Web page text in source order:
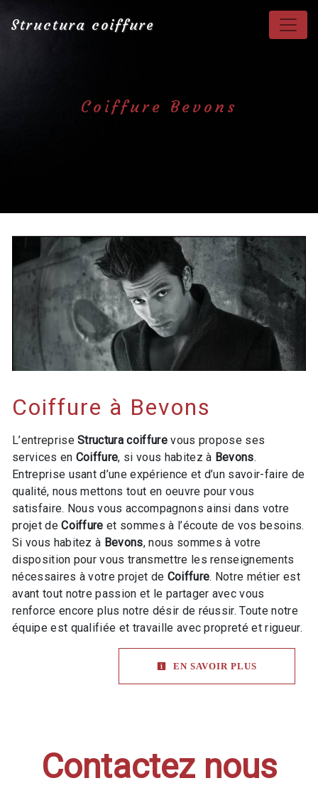
Structura coiffure
Coiffure Bevons
Coiffure à Bevons
L’entrepriseStructura coiffurevous propose ses
services en Coiffure, si vous habitez à Bevons.
Entreprise usant d’une expérience et d’un savoir-faire de
qualité, nous mettons tout en oeuvre pour vous
satisfaire. Nous vous accompagnons ainsi dans votre
projet deCoiffure et sommes à l’écoute de vos besoins.
Si vous habitez à Bevons, nous sommes à votre
disposition pour vous transmettre les renseignements
nécessaires à votre projet de Coiffure. Notre métier est
avant tout notre passion et le partager avec vous
renforce encore plus notre désir de réussir. Toute notre
équipe est qualifiée et travaille avec propreté et rigueur.
EN SAVOIR PLUS
Contactez nous